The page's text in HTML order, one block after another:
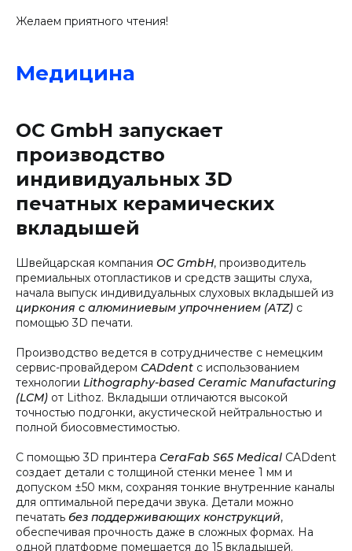
Желаем приятного чтения!
Медицина
OC GmbH запускает
производство
индивидуальных 3D
печатных керамических
вкладышей
Швейцарская компания OC GmbH, производитель
премиальных отопластиков и средств защиты слуха,
начала выпуск индивидуальных слуховых вкладышей из
циркония с алюминиевым упрочнением (ATZ) с
помощью 3D печати.
Производство ведется в сотрудничестве с немецким
сервис-провайдером CADdent с использованием
технологии Lithography-based Ceramic Manufacturing
(LCM) от Lithoz. Вкладыши отличаются высокой
точностью подгонки, акустической нейтральностью и
полной биосовместимостью.
С помощью 3D принтера CeraFab S65 Medical CADdent
создает детали с толщиной стенки менее 1 мм и
допуском ±50 мкм, сохраняя тонкие внутренние каналы
для оптимальной передачи звука. Детали можно
печатать без поддерживающих конструкций,
обеспечивая прочность даже в сложных формах. На
одной платформе помещается до 15 вкладышей.